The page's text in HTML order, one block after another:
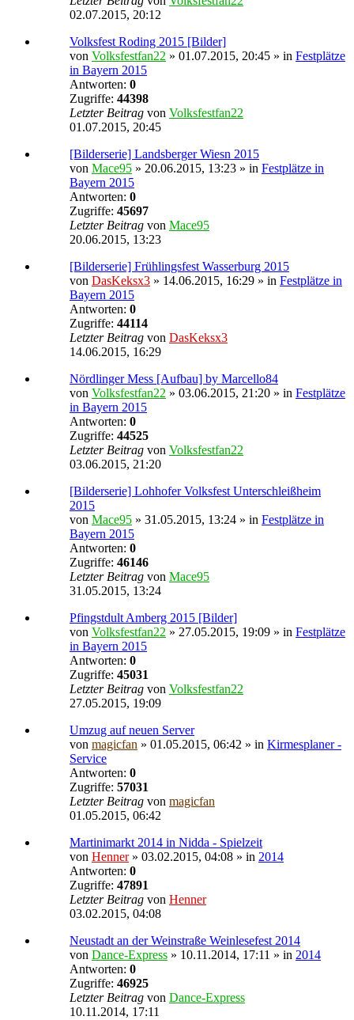
02.07.2015, 20:12
Volksfest Roding 2015 [Bilder]
von Volksfestfan22 » 01.07.2015, 20:45 » in Festplätze
in Bayern 2015
Antworten: 0
Zugriffe: 44398
Letzter Beitrag von Volksfestfan22
01.07.2015, 20:45
[Bilderserie] Landsberger Wiesn 2015
von Mace95 » 20.06.2015, 13:23 » in Festplätze in
Bayern 2015
Antworten: 0
Zugriffe: 45697
Letzter Beitrag von Mace95
20.06.2015, 13:23
[Bilderserie] Frühlingsfest Wasserburg 2015
von DasKeksx3 » 14.06.2015, 16:29 » in Festplätze in
Bayern 2015
Antworten: 0
Zugriffe: 44114
Letzter Beitrag von DasKeksx3
14.06.2015, 16:29
Nördlinger Mess [Aufbau] by Marcello84
von Volksfestfan22 » 03.06.2015, 21:20 » in Festplätze
in Bayern 2015
Antworten: 0
Zugriffe: 44525
Letzter Beitrag von Volksfestfan22
03.06.2015, 21:20
[Bilderserie] Lohhofer Volksfest Unterschleißheim
2015
von Mace95 » 31.05.2015, 13:24 » in Festplätze in
Bayern 2015
Antworten: 0
Zugriffe: 46146
Letzter Beitrag von Mace95
31.05.2015, 13:24
Pfingstdult Amberg 2015 [Bilder]
von Volksfestfan22 » 27.05.2015, 19:09 » in Festplätze
in Bayern 2015
Antworten: 0
Zugriffe: 45031
Letzter Beitrag von Volksfestfan22
27.05.2015, 19:09
Umzug auf neuen Server
von magicfan » 01.05.2015, 06:42 » in Kirmesplaner -
Service
Antworten: 0
Zugriffe: 57031
Letzter Beitrag von magicfan
01.05.2015, 06:42
Martinimarkt 2014 in Nidda - Spielzeit
von Henner» 03.02.2015, 04:08 » in 2014
Antworten: 0
Zugriffe: 47891
Letzter Beitrag von Henner
03.02.2015, 04:08
Neustadt an der Weinstraße Weinlesefest 2014
von Dance-Express » 10.11.2014, 17:11 » in 2014
Antworten: 0
Zugriffe: 46925
Letzter Beitrag von Dance-Express
10.11.2014, 17:11